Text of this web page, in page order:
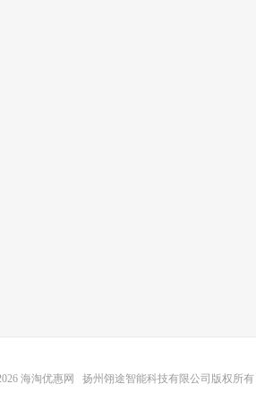
海淘优惠网 扬州翎途智能科技有限公司版权所有 |